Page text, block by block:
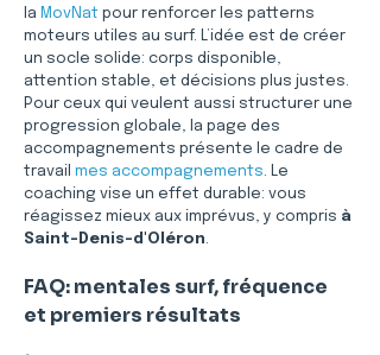
la MovNat pour renforcer les patterns
moteurs utiles au surf. L’idée est de créer
un socle solide: corps disponible,
attention stable, et décisions plus justes.
Pour ceux qui veulent aussi structurer une
progression globale, la page des
accompagnements présente le cadre de
travail mes accompagnements. Le
coaching vise un effet durable: vous
réagissez mieux aux imprévus, y compris à
Saint-Denis-d'Oléron.
FAQ: mentales surf, fréquence
et premiers résultats